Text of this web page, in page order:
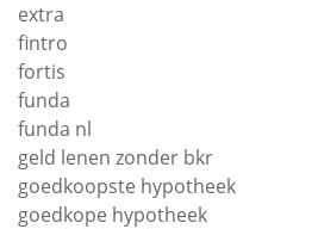
extra
fintro
fortis
funda
funda nl
geld lenen zonder bkr
goedkoopste hypotheek
goedkope hypotheek